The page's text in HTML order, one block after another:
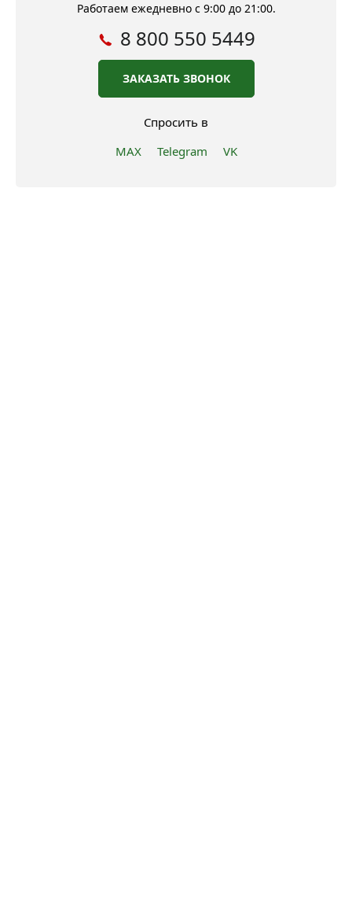
Работаем ежедневно с 9:00 до 21:00.
8 800 550 5449
ЗАКАЗАТЬ ЗВОНОК
Спросить в
MAX
Telegram VK